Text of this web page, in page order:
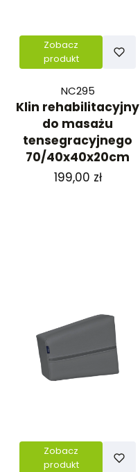
Zobacz
produkt
NC295
Klin rehabilitacyjny
do masażu
tensegracyjnego
70/40x40x20cm
Cena
199,00 zł
Zobacz
produkt